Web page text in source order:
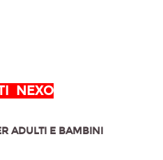
NEXO
ADULTI E BAMBINI